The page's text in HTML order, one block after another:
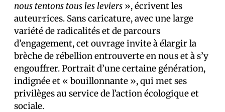
nous tentons tous les leviers », écrivent les
auteur·rices. Sans caricature, avec une large
variété de radicalités et de parcours
d’engagement, cet ouvrage invite à élargir la
brèche de rébellion entrouverte en nous et à s’y
engouffrer. Portrait d’une certaine génération,
indignée et « bouillonnante », qui met ses
privilèges au service de l’action écologique et
sociale.